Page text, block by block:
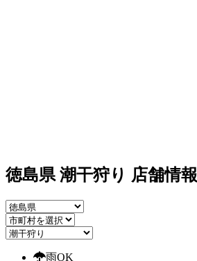
徳島県 潮干狩り 店舗情
雨OK